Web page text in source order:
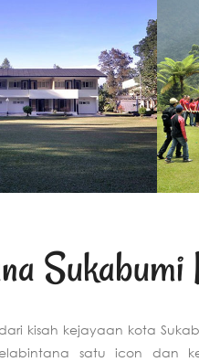
Sukabumi
kisah kejayaan kota
satu icon dan